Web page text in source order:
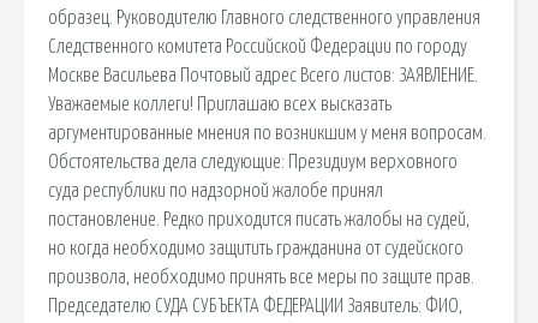
образец. Руководителю Главного следственного управления
Следственного комитета Российской Федерации по городу
Москве Васильева Почтовый адрес Всего листов: ЗАЯВЛЕНИЕ.
Уважаемые коллеги! Приглашаю всех высказать
аргументированные мнения по возникшим у меня вопросам.
Обстоятельства дела следующие: Президиум верховного
суда республики по надзорной жалобе принял
постановление. Редко приходится писать жалобы на судей,
но когда необходимо защитить гражданина от судейского
произвола, необходимо принять все меры по защите прав.
Председателю СУДА СУБЪЕКТА ФЕДЕРАЦИИ Заявитель: ФИО,